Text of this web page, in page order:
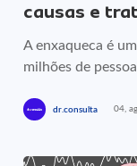
causas e
A enxaqueca é
milhões de
dr.consulta 04,